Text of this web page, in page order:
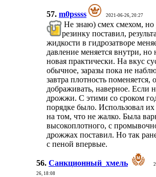
57. m0pssss 2021-06-26, 20:27
Не знаю) смех смехом,
резинку поставил,
жидкости в гидрозатворе
давление меняется внутри, но
новая практически. На вкус
обычное, заразы пока не
завтра плотность поменяется,
дображивать, наверное. Если
дрожжи. С этими со сроком
порядке было. Использовал
на том, что не жалко. Была
высокоплотного, с
дрожжах поставил. Но так
с пеной впервые.
56. Санкционный_хмель
26, 18:08